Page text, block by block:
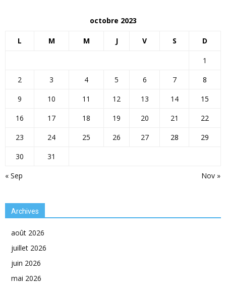
octobre 2023
L M M J V S D
« Sep Nov »
1
2
3 4 5 6 7
8
9
10 11 12 13 14
15
16
17 18 19 20 21
22
23
24 25 26 27 28
29
30
31
Archives
août 2026
juillet 2026
juin 2026
mai 2026